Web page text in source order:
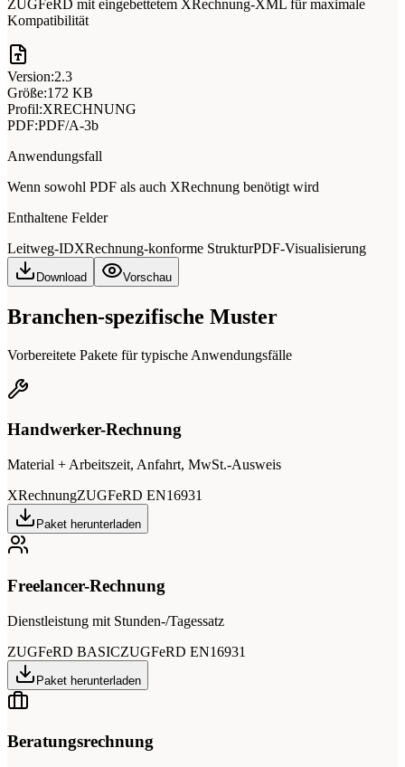
ZUGFeRD mit eingebettetem XRechnung-XML für maximale
Kompatibilität
Version:2.3
Größe:172 KB
Profil:XRECHNUNG
PDF:PDF/A-3b
Anwendungsfall
Wenn sowohl PDF als auch XRechnung benötigt wird
Enthaltene Felder
Leitweg-IDXRechnung-konforme StrukturPDF-Visualisierung
Download Vorschau
Branchen-spezifische Muster
Vorbereitete Pakete für typische Anwendungsfälle
Handwerker-Rechnung
Material + Arbeitszeit, Anfahrt, MwSt.-Ausweis
XRechnungZUGFeRD EN16931
Paket herunterladen
Freelancer-Rechnung
Dienstleistung mit Stunden-/Tagessatz
ZUGFeRD BASICZUGFeRD EN16931
Paket herunterladen
Beratungsrechnung